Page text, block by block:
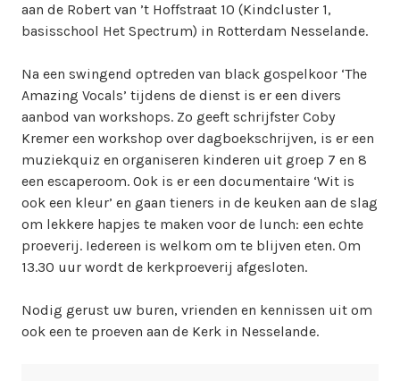
b
m
s
t
e
r
aan de Robert van ’t Hoffstraat 10 (Kindcluster 1,
basisschool Het Spectrum) in Rotterdam Nesselande.
Na een swingend optreden van black gospelkoor ‘The
Amazing Vocals’ tijdens de dienst is er een divers
aanbod van workshops. Zo geeft schrijfster Coby
Kremer een workshop over dagboekschrijven, is er een
muziekquiz en organiseren kinderen uit groep 7 en 8
een escaperoom. Ook is er een documentaire ‘Wit is
ook een kleur’ en gaan tieners in de keuken aan de slag
om lekkere hapjes te maken voor de lunch: een echte
proeverij. Iedereen is welkom om te blijven eten. Om
13.30 uur wordt de kerkproeverij afgesloten.
Nodig gerust uw buren, vrienden en kennissen uit om
ook een te proeven aan de Kerk in Nesselande.